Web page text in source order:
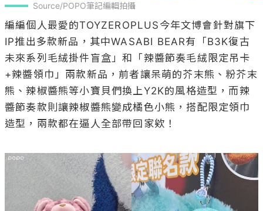
Source/POPO筆記編輯拍攝
編編個人最愛的TOYZEROPLUS今年文博會針對旗下
IP推出多款新品，其中WASABI BEAR有「B3K復古
未來系列毛絨掛件盲盒」和「辣醬節奏毛絨限定吊卡
+辣醬領巾」兩款新品，前者讓呆萌的芥末熊、粉芥末
熊、辣椒醬熊等小寶貝們換上Y2K的風格造型，而辣
醬節奏款則讓辣椒醬熊變成橘色小熊，搭配限定領巾
造型，兩款都在逼人全部帶回家欸！